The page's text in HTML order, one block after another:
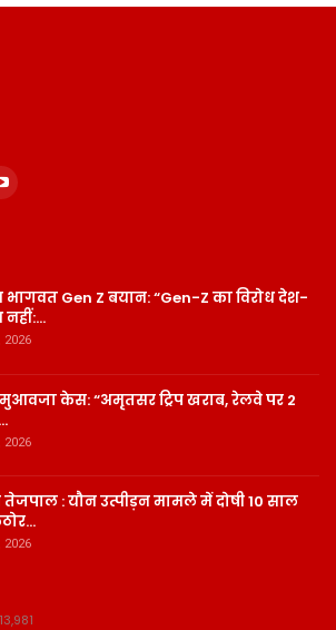
भागवत Gen Z बयान: “Gen-Z का विरोध देश-
नहीं:…
2026
केस: “अमृतसर ट्रिप खराब, रेलवे पर 2
2026
: यौन उत्पीड़न मामले में दोषी 10 साल
2026